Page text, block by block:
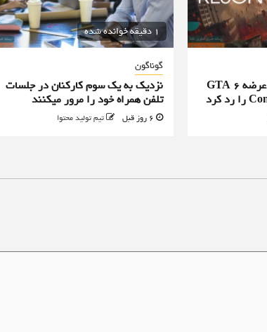
طراح ارشد گیم پلی تاثیر عرضه GTA 6
1 دقیقه خوانده شده
گوناگون
نزدیک به یک سوم کارکنان در جلسات
تلفن همراه خود را مرور میکنند
تیم تولید محتوا